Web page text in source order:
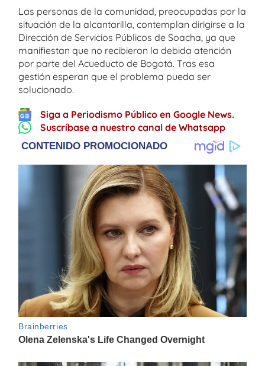
Las personas de la comunidad, preocupadas por la
situación de la alcantarilla, contemplan dirigirse a la
Dirección de Servicios Públicos de Soacha, ya que
manifiestan que no recibieron la debida atención
por parte del Acueducto de Bogotá. Tras esa
gestión esperan que el problema pueda ser
solucionado.
Siga a Periodismo Público en Google News.
Suscríbase a nuestro canal de Whatsapp